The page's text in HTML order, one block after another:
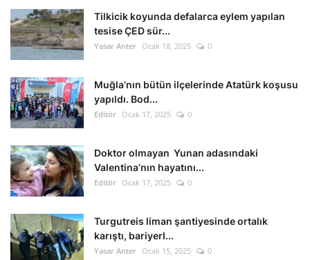
Tilkicik koyunda defalarca eylem yapılan
tesise ÇED sür...
Yasar Anter Ocak 18, 2025 0
Muğla’nın bütün ilçelerinde Atatürk koşusu
yapıldı. Bod...
Editör Ocak 17, 2025 0
Doktor olmayan Yunan adasındaki
Valentina’nın hayatını...
Editör Ocak 17, 2025 0
Turgutreis liman şantiyesinde ortalık
karıştı, bariyerl...
Yasar Anter Ocak 15, 2025 0